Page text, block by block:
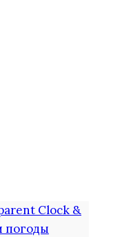
Clock &
погоды